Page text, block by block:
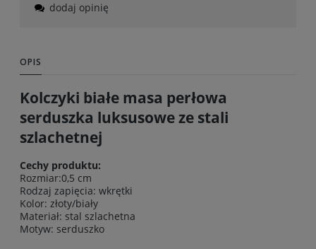
dodaj opinię
OPIS
Kolczyki białe masa perłowa
serduszka luksusowe ze stali
szlachetnej
Cechy produktu:
Rozmiar:0,5 cm
Rodzaj zapięcia: wkrętki
Kolor: złoty/biały
Materiał: stal szlachetna
Motyw: serduszko